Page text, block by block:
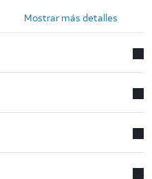
Mostrar más detalles